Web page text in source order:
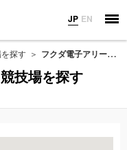
JP EN
探す フクダ電子アリーナ｜競技場を探す
技場を探す